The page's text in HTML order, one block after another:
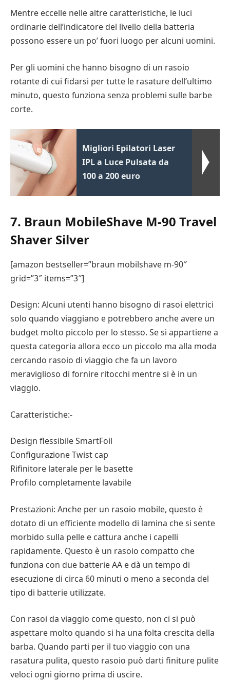
Mentre eccelle nelle altre caratteristiche, le luci
ordinarie dell’indicatore del livello della batteria
possono essere un po’ fuori luogo per alcuni uomini.
Per gli uomini che hanno bisogno di un rasoio
rotante di cui fidarsi per tutte le rasature dell’ultimo
minuto, questo funziona senza problemi sulle barbe
corte.
Migliori Epilatori Laser
IPL a Luce Pulsata da
100 a 200 euro
7. Braun MobileShave M-90 Travel
Shaver Silver
[amazon bestseller=”braun mobilshave m-90″
grid=”3″ items=”3″]
Design: Alcuni utenti hanno bisogno di rasoi elettrici
solo quando viaggiano e potrebbero anche avere un
budget molto piccolo per lo stesso. Se si appartiene a
questa categoria allora ecco un piccolo ma alla moda
cercando rasoio di viaggio che fa un lavoro
meraviglioso di fornire ritocchi mentre si è in un
viaggio.
Caratteristiche:-
Design flessibile SmartFoil
Configurazione Twist cap
Rifinitore laterale per le basette
Profilo completamente lavabile
Prestazioni: Anche per un rasoio mobile, questo è
dotato di un efficiente modello di lamina che si sente
morbido sulla pelle e cattura anche i capelli
rapidamente. Questo è un rasoio compatto che
funziona con due batterie AA e dà un tempo di
esecuzione di circa 60 minuti o meno a seconda del
tipo di batterie utilizzate.
Con rasoi da viaggio come questo, non ci si può
aspettare molto quando si ha una folta crescita della
barba. Quando parti per il tuo viaggio con una
rasatura pulita, questo rasoio può darti finiture pulite
veloci ogni giorno prima di uscire.